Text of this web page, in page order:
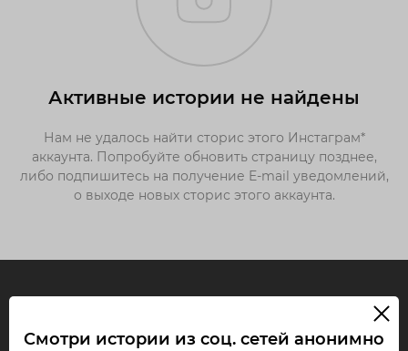
Активные истории не найдены
Нам не удалось найти сторис этого Инстаграм*
аккаунта. Попробуйте обновить страницу позднее,
либо подпишитесь на получение E-mail уведомлений,
о выходе новых сторис этого аккаунта.
Смотри истории из соц. сетей анонимно